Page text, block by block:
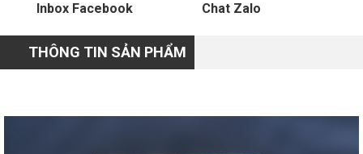
Inbox Facebook Chat Zalo
THÔNG TIN SẢN PHẨM